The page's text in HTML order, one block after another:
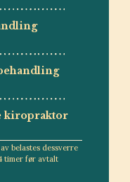
kiropraktor
belastes dessverre
timer før avtalt